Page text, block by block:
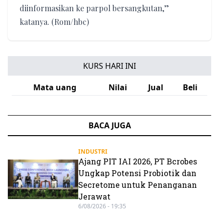
diinformasikan ke parpol bersangkutan,”
katanya. (Rom/hbc)
KURS HARI INI
Mata uang
Nilai Jual Beli
BACA JUGA
INDUSTRI
Ajang PIT IAI 2026, PT Bcrobes
Ungkap Potensi Probiotik dan
Secretome untuk Penanganan
Jerawat
6/08/2026 - 19:35